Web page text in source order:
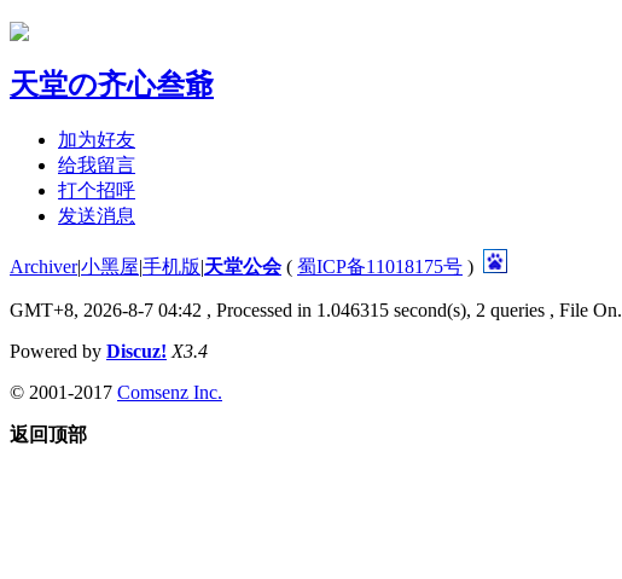
天堂の齐心叁爺
加为好友
给我留言
打个招呼
发送消息
Archiver|小黑屋|手机版|天堂公会( 蜀ICP备11018175号 )
GMT+8, 2026-8-7 04:42 , Processed in 1.046315 second(s), 2 queries , File On.
Powered by Discuz! X3.4
© 2001-2017 Comsenz Inc.
返回顶部